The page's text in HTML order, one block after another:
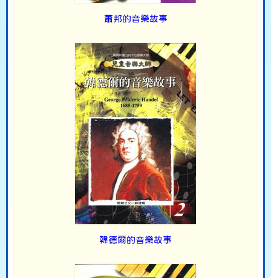
蕭邦的音樂故事
韓德爾的音樂故事